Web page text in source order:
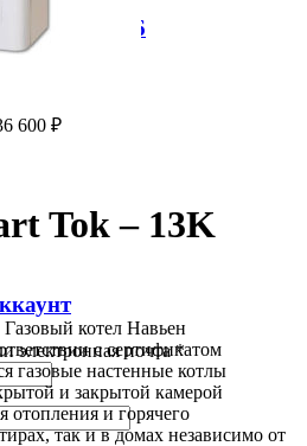
934-45-36
электронная почта*
600 ₽
Tok – 13K
котел Навьен
с сертификатом
газовые настенные котлы
и закрытой камерой
отопления и горячего
так и в домах независимо от